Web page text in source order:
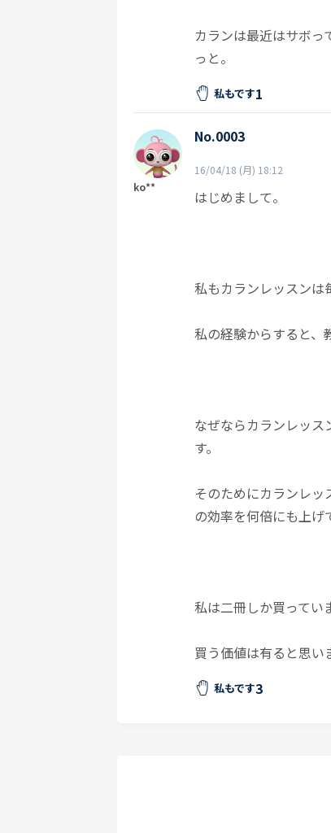
カランは最近はサボ
っと。
私もです1
ko**
No.0003
16/04/18 (月) 18:12
はじめまして。
私もカランレッスンは
私の経験からすると、
なぜならカランレッ
す。
そのためにカランレ
の効率を何倍にも上げ
私は二冊しか買ってい
買う価値は有ると思い
私もです3